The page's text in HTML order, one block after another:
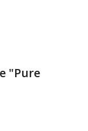
"Pure